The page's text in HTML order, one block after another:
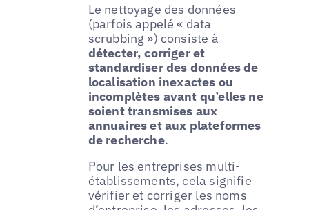
Le nettoyage des données
(parfois appelé « data
scrubbing ») consiste à
détecter, corriger et
standardiser des données de
localisation inexactes ou
incomplètes avant qu’elles ne
soient transmises aux
annuaireset aux plateformes
de recherche.
Pour les entreprises multi-
établissements, cela signifie
vérifier et corriger les noms